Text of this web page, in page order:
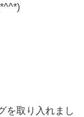
を取り入れまし